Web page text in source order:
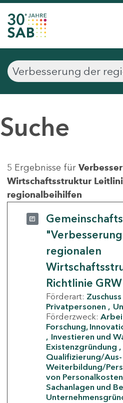
Suche
5 Ergebnisse für
Wirtschaftsstruktur
regionalbeihilfen
regionalen
Richtlinie
Förderart: Zuschuss
Privatpersonen
Förderzweck:
Forschung,
Investieren und
Existenzgründung
Qualifizierung/Aus-
Weiterbildung/
von Personalkosten
Sachanlagen und